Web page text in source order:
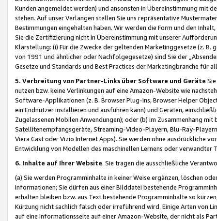
Kunden angemeldet werden) und ansonsten in Übereinstimmung mit
stehen. Auf unser Verlangen stellen Sie uns repräsentative
Bestimmungen eingehalten haben. Wir werden die Form und den
Sie die Zertifizierung nicht in Übereinstimmung mit unserer
Klarstellung: (i) Für die Zwecke der geltenden Marketinggesetze (z. B.
von 1991 und ähnlicher oder Nachfolgegesetze) sind Sie der
Gesetze und Standards und Best Practices der Marketingbranche für
5. Verbreitung von Partner-Links über Software und Geräte
nutzen bzw. keine Verlinkungen auf eine Amazon-Website wie
Software-Applikationen (z. B. Browser Plug-ins, Browser Helper
ein Endnutzer installieren und ausführen kann) und Geräten,
Zugelassenen Mobilen Anwendungen); oder (b) im Zusammenhang
Satellitenempfangsgeräte, Streaming-Video-Playern, Blu-Ray-
Viera Cast oder Vizio Internet Apps). Sie werden ohne ausdrückliche
Entwicklung von Modellen des maschinellen Lernens oder
6. Inhalte auf Ihrer Website. Sie tragen die ausschließliche
(a) Sie werden Programminhalte in keiner Weise ergänzen, löschen
Informationen; Sie dürfen aus einer Bilddatei bestehende
erhalten bleiben bzw. aus Text bestehende Programminhalte so
Kürzung nicht sachlich falsch oder irreführend wird. Einige Arten von
auf eine Informationsseite auf einer Amazon-Website, der nicht als